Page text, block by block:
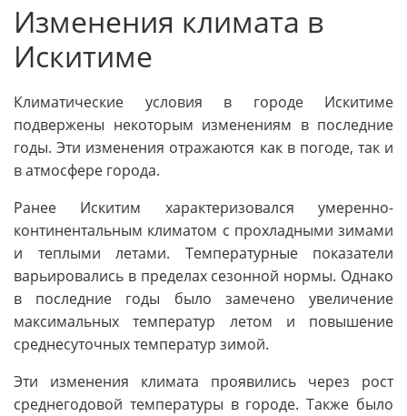
Изменения климата в
Искитиме
Климатические условия в городе Искитиме
подвержены некоторым изменениям в последние
годы. Эти изменения отражаются как в погоде, так и
в атмосфере города.
Ранее Искитим характеризовался умеренно-
континентальным климатом с прохладными зимами
и теплыми летами. Температурные показатели
варьировались в пределах сезонной нормы. Однако
в последние годы было замечено увеличение
максимальных температур летом и повышение
среднесуточных температур зимой.
Эти изменения климата проявились через рост
среднегодовой температуры в городе. Также было